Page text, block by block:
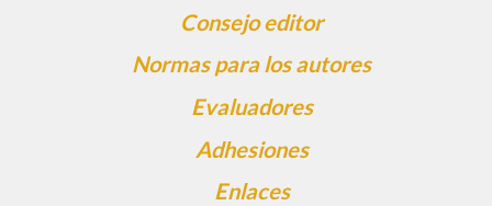
Consejo editor
Normas para los autores
Evaluadores
Adhesiones
Enlaces